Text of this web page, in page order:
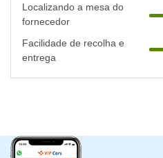
Localizando a mesa do
fornecedor
Facilidade de recolha e
entrega